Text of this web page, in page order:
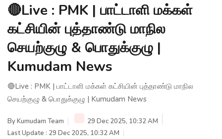
🔴Live : PMK | பாட்டாளி மக்கள்
கட்சியின் புத்தாண்டு மாநில
செயற்குழு & பொதுக்குழு |
Kumudam News
🔴Live : PMK | பாட்டாளி மக்கள் கட்சியின் புத்தாண்டு மாநில
செயற்குழு & பொதுக்குழு | Kumudam News
ByKumudam Team
29 Dec 2025, 10:32 AM
Last Update : 29 Dec 2025, 10:32 AM